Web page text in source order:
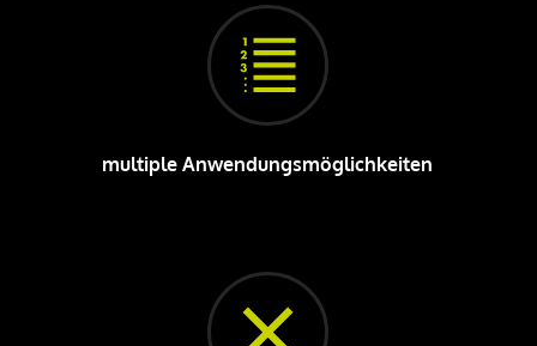
multiple Anwendungsmöglichkeiten